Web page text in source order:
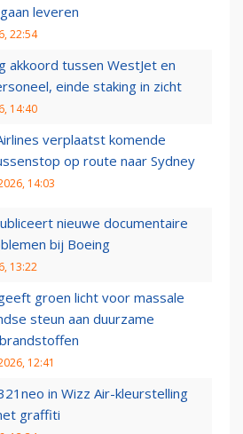
leveren
22:54
akkoord tussen WestJet en
einde staking in zicht
14:40
verplaatst komende
op route naar Sydney
14:03
nieuwe documentaire
bij Boeing
13:22
groen licht voor massale
steun aan duurzame
12:41
in Wizz Air-kleurstelling
graffiti